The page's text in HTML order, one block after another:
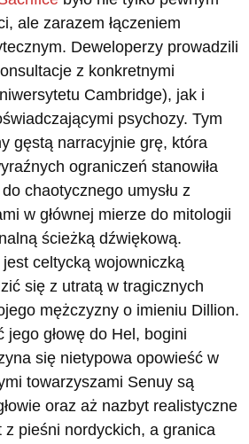
ale zarazem łączeniem
Deweloperzy prowadzili
z konkretnymi
Cambridge), jak i
psychozy. Tym
gęstą narracyjnie grę, która
ograniczeń stanowiła
chaotycznego umysłu z
w głównej mierze do mitologii
ścieżką dźwiękową.
jest celtycką wojowniczką
się z utratą w tragicznych
mężczyzny o imieniu Dillion.
jego głowę do Hel, bogini
się nietypowa opowieść w
towarzyszami Senuy są
oraz aż nazbyt realistyczne
pieśni nordyckich, a granica